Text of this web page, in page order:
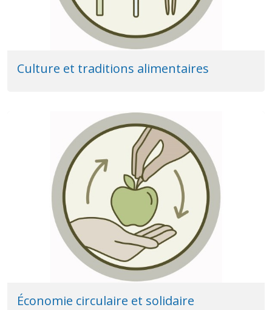
Culture et traditions alimentaires
Économie circulaire et solidaire